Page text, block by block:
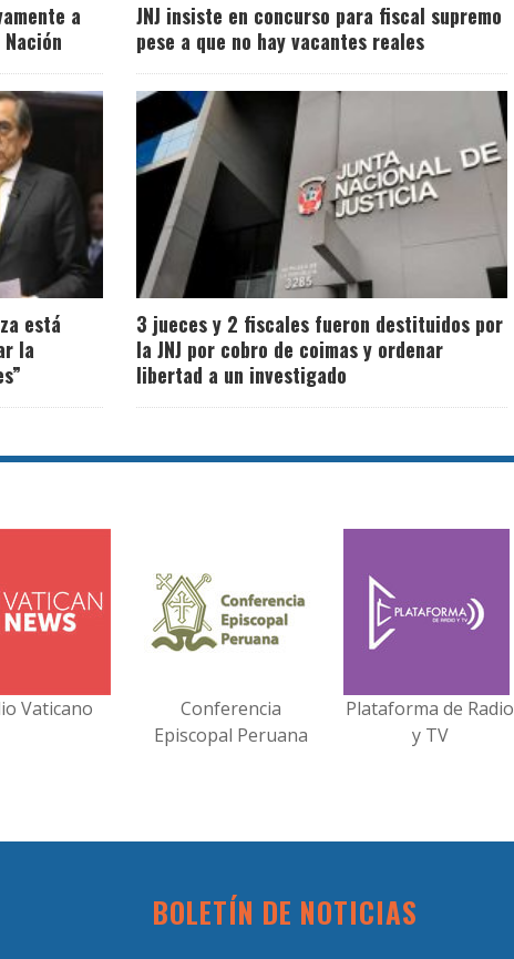
a
JNJ insiste en concurso para fiscal supremo
pese a que no hay vacantes reales
está
la
3 jueces y 2 fiscales fueron destituidos por
la JNJ por cobro de coimas y ordenar
libertad a un investigado
Vaticano
Conferencia
Episcopal Peruana
Plataforma de Radio
y TV
BOLETÍN DE NOTICIAS